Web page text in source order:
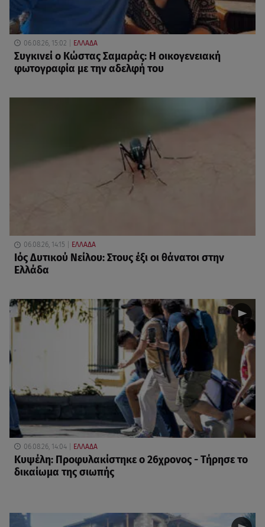
06.08.26, 15:02 ΕΛΛΑΔΑ
Συγκινεί ο Κώστας Σαμαράς: Η οικογενειακή
φωτογραφία με την αδελφή του
06.08.26, 14:15 ΕΛΛΑΔΑ
Ιός Δυτικού Νείλου: Στους έξι οι θάνατοι στην
Ελλάδα
06.08.26, 14:04 ΕΛΛΑΔΑ
Κυψέλη: Προφυλακίστηκε ο 26χρονος - Τήρησε το
δικαίωμα της σιωπής